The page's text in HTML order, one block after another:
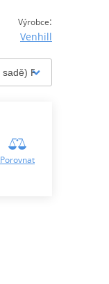
Výrobce:
Venhill
Porovnat